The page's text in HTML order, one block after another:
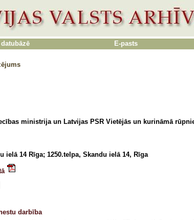
E-pasts
ministrija un Latvijas PSR Vietējās un kurināmā
ielā 14 Rīga; 1250.telpa, Skandu ielā 14, Rīga
darbība